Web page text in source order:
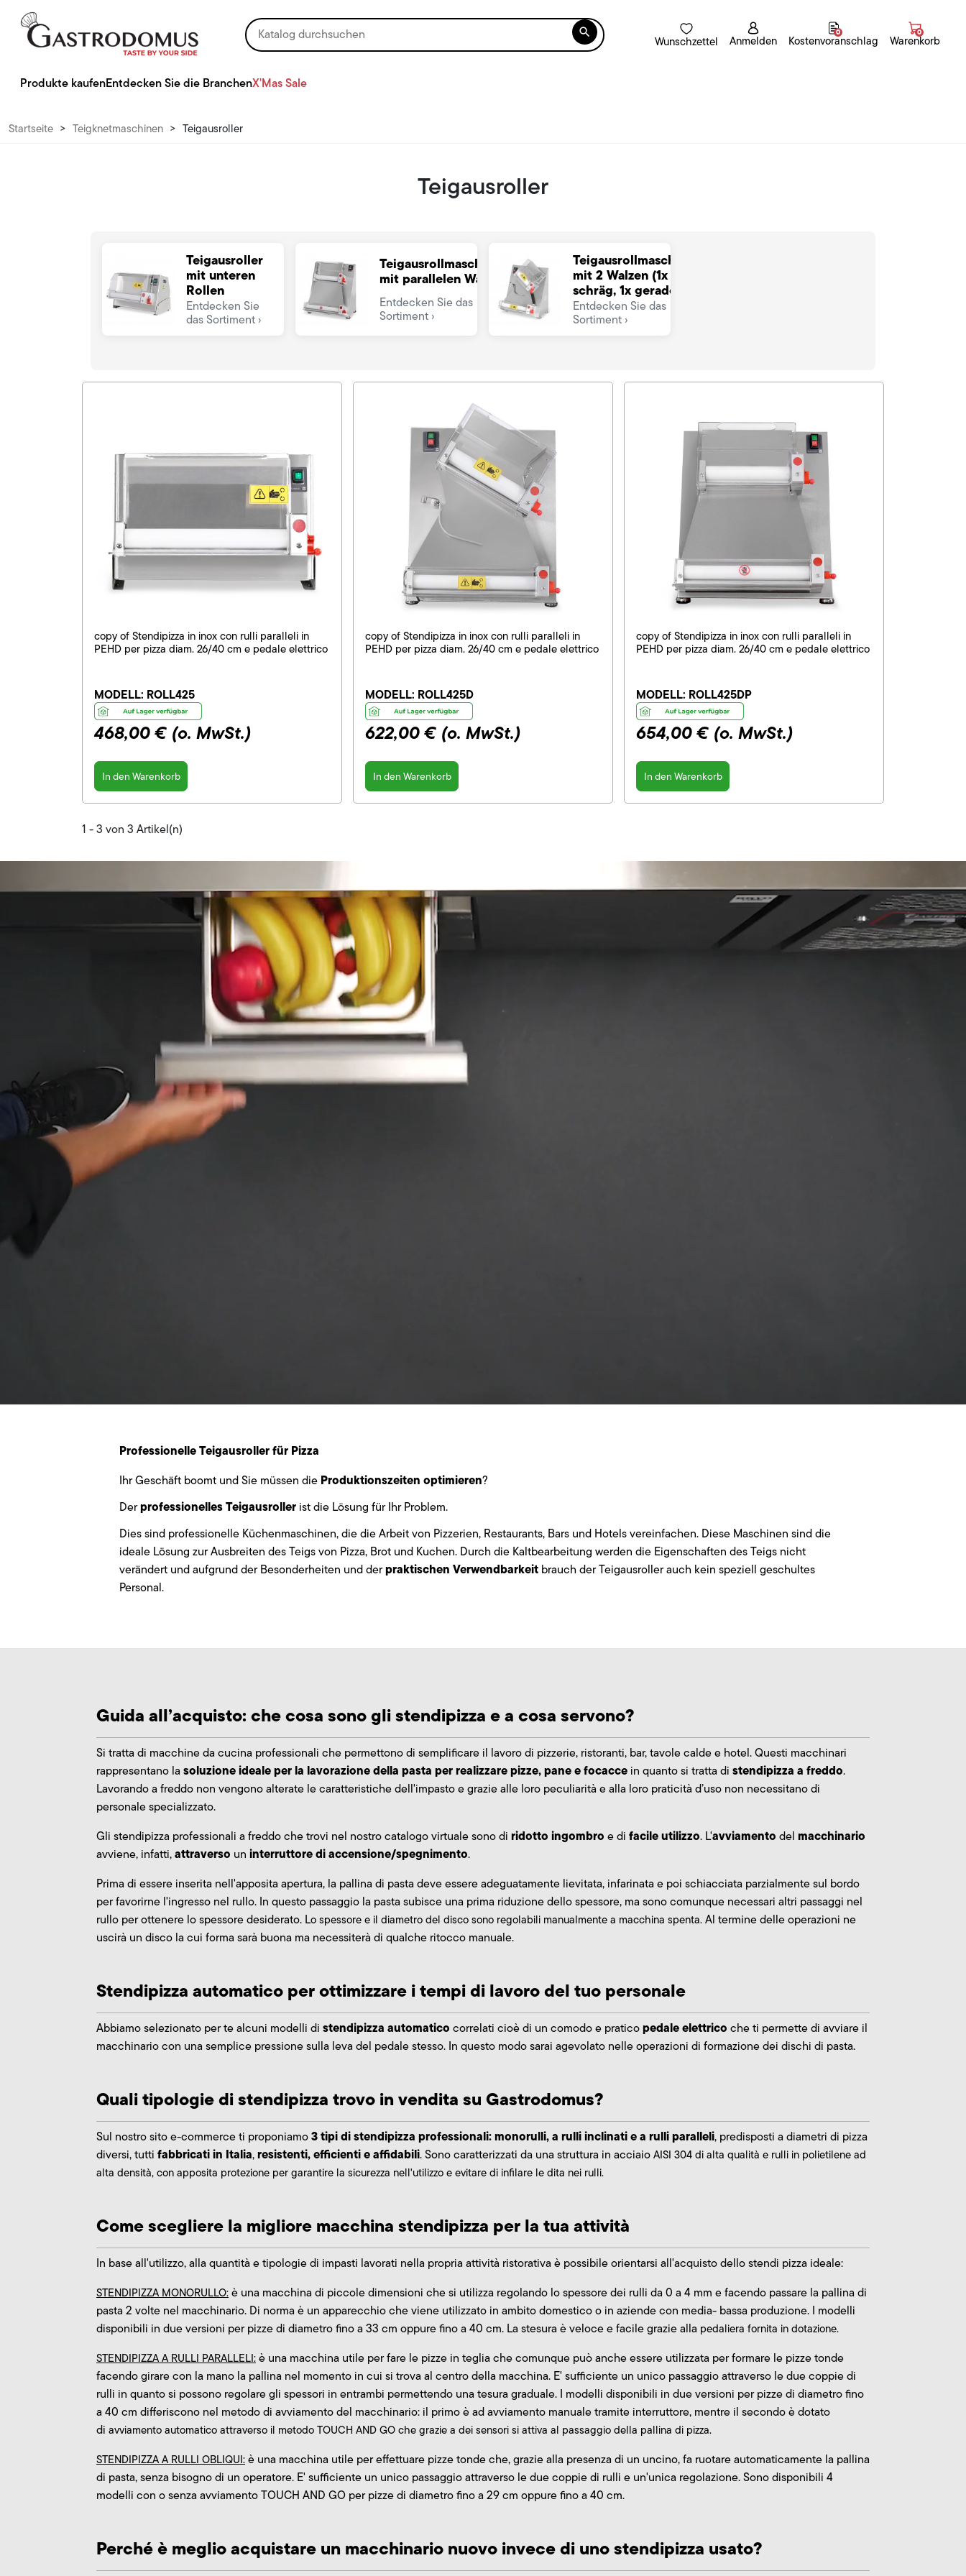

Wunschzettel Anmelden Kostenvoranschlag
0
Warenkorb
0
Produkte kaufenEntdecken Sie die BranchenX'Mas Sale
Startseite > Teigknetmaschinen > Teigausroller
Teigausroller
Teigausroller
mit unteren
Rollen
Entdecken Sie
das Sortiment
Teigausrollmaschinen
mit parallelen Walzen
Entdecken Sie das
Sortiment
Teigausrollmaschine
mit 2 Walzen (1x
schräg, 1x gerade)
Entdecken Sie das
Sortiment
copy of Stendipizza in inox con rulli paralleli in
PEHD per pizza diam. 26/40 cm e pedale elettrico
MODELL: ROLL425
468,00 € (o. MwSt.)
In den Warenkorb
copy of Stendipizza in inox con rulli paralleli in
PEHD per pizza diam. 26/40 cm e pedale elettrico
MODELL: ROLL425D
622,00 € (o. MwSt.)
In den Warenkorb
copy of Stendipizza in inox con rulli paralleli in
PEHD per pizza diam. 26/40 cm e pedale elettrico
MODELL: ROLL425DP
654,00 € (o. MwSt.)
In den Warenkorb
1 - 3 von 3 Artikel(n)
Professionelle Teigausroller für Pizza
Ihr Geschäft boomt und Sie müssen die Produktionszeiten optimieren?
Derprofessionelles Teigausroller ist die Lösung für Ihr Problem.
Dies sind professionelle Küchenmaschinen, die die Arbeit von Pizzerien, Restaurants, Bars und Hotels vereinfachen. Diese Maschinen sind die
ideale Lösung zur Ausbreiten des Teigs von Pizza, Brot und Kuchen. Durch die Kaltbearbeitung werden die Eigenschaften des Teigs nicht
verändert und aufgrund der Besonderheiten und derpraktischen Verwendbarkeit brauch der Teigausroller auch kein speziell geschultes
Personal.
Guida all’acquisto: che cosa sono gli stendipizza e a cosa servono?
Si tratta di macchine da cucina professionali che permettono di semplificare il lavoro di pizzerie, ristoranti, bar, tavole calde e hotel. Questi macchinari
rappresentano la soluzione ideale per la lavorazione della pasta per realizzare pizze, pane e focacce in quanto si tratta di stendipizza a freddo.
Lavorando a freddo non vengono alterate le caratteristiche dell'impasto e grazie alle loro peculiarità e alla loro praticità d’uso non necessitano di
personale specializzato.
Gli stendipizza professionali a freddo che trovi nel nostro catalogo virtuale sono di ridotto ingombro e di facile utilizzo. L'avviamento del macchinario
avviene, infatti,attraverso un interruttore di accensione/spegnimento.
Prima di essere inserita nell'apposita apertura, la pallina di pasta deve essere adeguatamente lievitata, infarinata e poi schiacciata parzialmente sul bordo
per favorirne l'ingresso nel rullo. In questo passaggio la pasta subisce una prima riduzione dello spessore, ma sono comunque necessari altri passaggi nel
rullo per ottenere lo spessore desiderato. Lo spessore e il diametro del disco sono regolabili manualmente a macchina spenta.Al termine delle operazioni ne
uscirà un disco la cui forma sarà buona ma necessiterà di qualche ritocco manuale.
Stendipizza automatico per ottimizzare i tempi di lavoro del tuo personale
Abbiamo selezionato per te alcuni modelli di stendipizza automatico correlati cioè di un comodo e praticopedale elettrico che ti permette di avviare il
macchinario con una semplice pressione sulla leva del pedale stesso. In questo modo sarai agevolato nelle operazioni di formazione dei dischi di pasta.
Quali tipologie di stendipizza trovo in vendita su Gastrodomus?
Sul nostro sito e-commerce ti proponiamo3 tipi di stendipizza professionali: monorulli, a rulli inclinati e a rulli paralleli, predisposti a diametri di pizza
diversi, tutti fabbricati in Italia,resistenti, efficienti e affidabili. Sono caratterizzati da una struttura in acciaioAISI 304 di alta qualità e rulli in polietilene ad
alta densità, con apposita protezione per garantire la sicurezza nell'utilizzo e evitare di infilare le dita nei rulli.
Come scegliere la migliore macchina stendipizza per la tua attività
In base all'utilizzo, alla quantità e tipologie di impasti lavorati nella propria attività ristorativa è possibile orientarsi all'acquisto dello stendi pizza ideale:
STENDIPIZZA MONORULLO:è una macchina di piccole dimensioni che si utilizza regolando lo spessore dei rulli da 0 a 4 mm e facendo passare la pallina di
pasta 2 volte nel macchinario. Di norma è un apparecchio che viene utilizzato in ambito domestico o in aziende con media- bassa produzione. I modelli
disponibili in due versioni per pizze di diametro fino a 33 cm oppure fino a 40 cm. La stesura è veloce e facile grazie alla pedaliera fornita in dotazione.
STENDIPIZZA A RULLI PARALLELI:è una macchina utile per fare le pizze in teglia che comunque può anche essere utilizzata per formare le pizze tonde
facendo girare con la mano la pallina nel momento in cui si trova al centro della macchina. E' sufficiente un unico passaggio attraverso le due coppie di
rulli in quanto si possono regolare gli spessori in entrambi permettendo una tesura graduale. I modelli disponibili in due versioni per pizze di diametro fino
a 40 cm differiscono nel metodo di avviamento del macchinario: il primo è ad avviamento manuale tramite interruttore, mentre il secondo è dotato
di avviamentoautomaticoattraverso il metodo TOUCH AND GO che grazie a dei sensori si attiva al passaggio della pallina di pizza.
STENDIPIZZA A RULLI OBLIQUI:è una macchina utile per effettuare pizze tonde che, grazie alla presenza di un uncino, fa ruotare automaticamente la pallina
di pasta, senza bisogno di un operatore. E' sufficiente un unico passaggio attraverso le due coppie di rulli e un'unica regolazione. Sono disponibili 4
modelli con o senza avviamento TOUCH AND GO per pizze di diametro fino a 29 cm oppure fino a 40 cm.
Perché è meglio acquistare un macchinario nuovo invece di uno stendipizza usato?